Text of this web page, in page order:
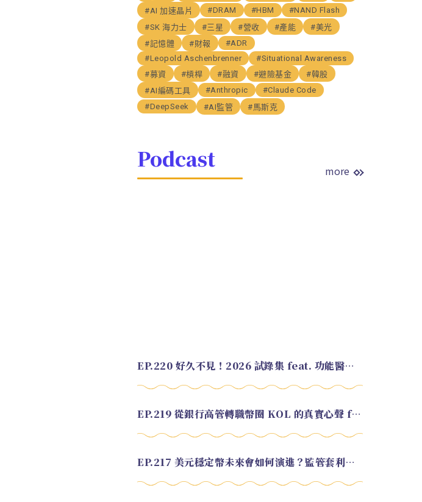
#AI 加速晶片
#DRAM #HBM
#NAND Flash
#SK 海力士
#三星 #營收 #產能
#美光
#記憶體
#財報
#ADR
#Leopold Aschenbrenner
#Situational Awareness
#募資
#槓桿 #融資 #避險基金
#韓股
#AI編碼工具
#Anthropic
#Claude Code
#DeepSeek
#AI監管 #馬斯克
Podcast more
EP.220 好久不見！2026 試錄集 feat. 功能醫學營養師 美寶
EP.219 從銀行高管轉職幣圈 KOL 的真實心聲 feat.龜大
EP.217 美元穩定幣未來會如何演進？監管套利終將收斂？feat. 研究員 余哲安